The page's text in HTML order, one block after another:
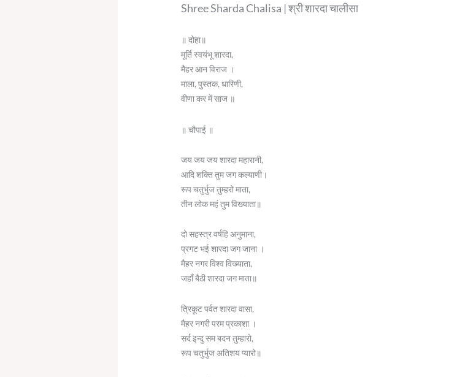
Shree Sharda Chalisa | श्री शारदा चालीसा
॥ दोहा॥
मूर्ति स्वयंभू शारदा,
मैहर आन विराज ।
माला, पुस्तक, धारिणी,
वीणा कर में साज ॥
॥ चौपाई ॥
जय जय जय शारदा महारानी,
आदि शक्ति तुम जग कल्याणी।
रूप चतुर्भुज तुम्हरो माता,
तीन लोक महं तुम विख्याता॥
दो सहस्त्र वर्षहि अनुमाना,
प्रगट भई शारदा जग जाना ।
मैहर नगर विश्व विख्याता,
जहाँ बैठी शारदा जग माता॥
त्रिकूट पर्वत शारदा वासा,
मैहर नगरी परम प्रकाशा ।
सर्द इन्दु सम बदन तुम्हारो,
रूप चतुर्भुज अतिशय प्यारो॥